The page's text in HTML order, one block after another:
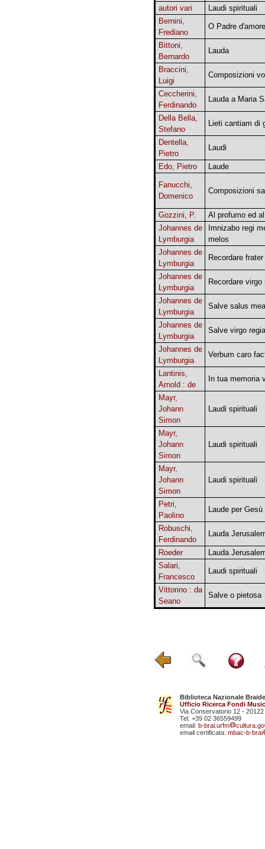
autori vari
Laudi spirituali
Bernini,
Frediano
O Padre d'amore
Bittoni,
Bernardo
Lauda
Braccini,
Luigi
Composizioni
Ceccherini,
Ferdinando
Lauda a Maria
Della Bella,
Stefano
Lieti cantiam di
Dentella,
Pietro
Laudi
Edo, Pietro Laude
Fanucchi,
Domenico
Composizioni
Gozzini, P.
Al profumo ed
Johannes de
Lymburgia
Imnizabo regi
melos
Johannes de
Lymburgia
Recordare
Johannes de
Lymburgia
Recordare virgo
Johannes de
Lymburgia
Salve salus mea
Johannes de
Lymburgia
Salve virgo regia
Johannes de
Lymburgia
Verbum caro
Lantinis,
Arnold : de
In tua memoria
Mayr,
Johann
Simon
Laudi spirituali
Mayr,
Johann
Simon
Laudi spirituali
Mayr,
Johann
Simon
Laudi spirituali
Petri,
Paolino
Laude per Gesù
Robuschi,
Ferdinando
Lauda
Roeder
Lauda
Salari,
Francesco
Laudi spirituali
Vittorino : da
Seano
Salve o pietosa
Biblioteca Nazionale
Ufficio Ricerca Fondi
Via Conservatorio 12 - 20122
Tel. +39 02 36559499
email: b-brai.urfm
email certificata: mbac-b-brai